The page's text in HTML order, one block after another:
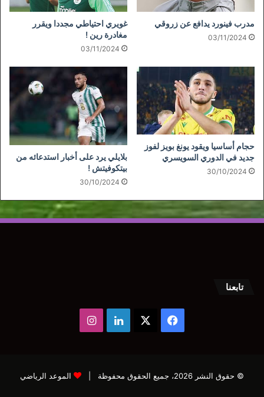
مدرب فينورد يدافع عن زروقي
03/11/2024
غويري احتياطي مجددا ويقرر
مغادرة رين !
03/11/2024
حجام أساسيا ويقود يونغ بويز لفوز
جديد في الدوري السويسري
30/10/2024
بلايلي يرد على أخبار استدعائه من
بيتكوفيتش !
30/10/2024
تابعنا
فيسبوك لينكدإنانستقرام
© حقوق النشر 2026، جميع الحقوق محفوظة | الموعد الرياضي